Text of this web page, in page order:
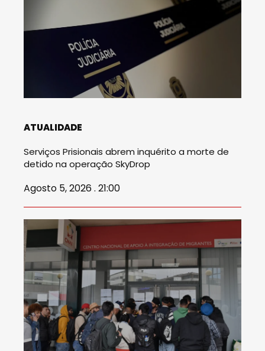
ATUALIDADE
Serviços Prisionais abrem inquérito a morte de
detido na operação SkyDrop
Agosto 5, 2026 . 21:00